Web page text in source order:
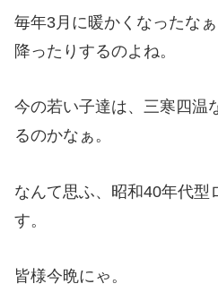
毎年3月に暖かくなったな
降ったりするのよね。
今の若い子達は、三寒四温
るのかなぁ。
なんて思ふ、昭和40年代型
す。
皆様今晩にゃ。